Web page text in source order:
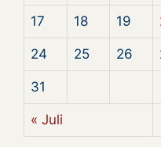
17 18 19
24 25 26
31
« Juli